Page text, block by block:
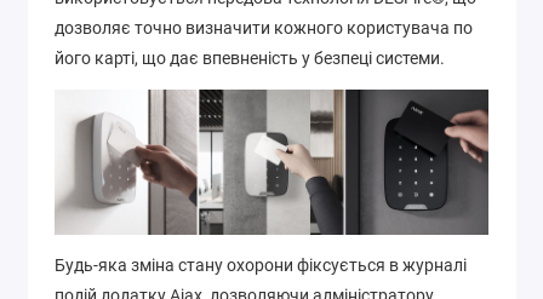
дозволяє точно визначити кожного користувача по
його карті, що дає впевненість у безпеці системи.
Будь-яка зміна стану охорони фіксується в журналі